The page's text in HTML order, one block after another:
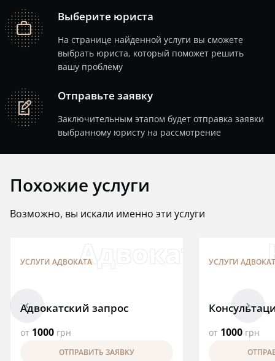
job
Выберите юриста
На странице найденной услуги вы сможете
выбрать юриста, который поможет решить
вашу проблему
note
Отправьте заявку
Заключительным этапом будет отправка заявки
выбранному юристу на рассмотрение
Похожие услуги
Возможно, вы искали именно эти услуги
УСЛУГИ АДВОКАТААдвокатский
Адвокатский запрос
от 1000 грн
ОТПРАВИТЬ ЗАЯВКУ
УСЛУГИ
от 1000 грн
arrowleft arrowright